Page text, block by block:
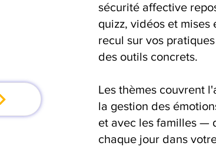
sécurité affective
quizz, vidéos et
recul sur vos
des outils concrets.
Les thèmes couvrent
la gestion des
et avec les familles —
chaque jour dans